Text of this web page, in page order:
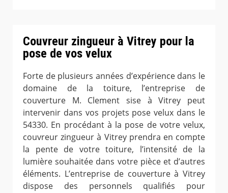
Couvreur zingueur à Vitrey pour la
pose de vos velux
Forte de plusieurs années d’expérience dans le
domaine de la toiture, l’entreprise de
couverture M. Clement sise à Vitrey peut
intervenir dans vos projets pose velux dans le
54330. En procédant à la pose de votre velux,
couvreur zingueur à Vitrey prendra en compte
la pente de votre toiture, l’intensité de la
lumière souhaitée dans votre pièce et d’autres
éléments. L’entreprise de couverture à Vitrey
dispose des personnels qualifiés pour